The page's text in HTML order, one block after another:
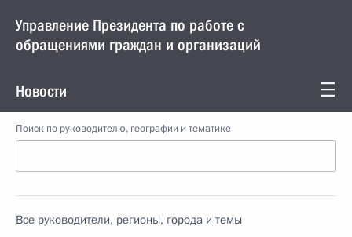
Управление Президента по работе с
обращениями граждан и организаций
Новости
Поиск по руководителю, географии и тематике
Все руководители, регионы, города и темы